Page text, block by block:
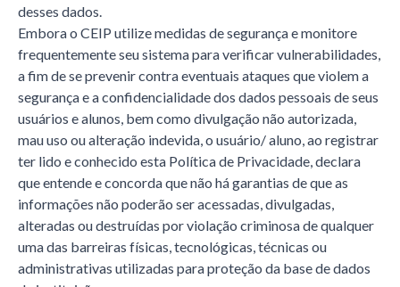
desses dados.
Embora o CEIP utilize medidas de segurança e monitore
frequentemente seu sistema para verificar vulnerabilidades,
a fim de se prevenir contra eventuais ataques que violem a
segurança e a confidencialidade dos dados pessoais de seus
usuários e alunos, bem como divulgação não autorizada,
mau uso ou alteração indevida, o usuário/ aluno, ao registrar
ter lido e conhecido esta Política de Privacidade, declara
que entende e concorda que não há garantias de que as
informações não poderão ser acessadas, divulgadas,
alteradas ou destruídas por violação criminosa de qualquer
uma das barreiras físicas, tecnológicas, técnicas ou
administrativas utilizadas para proteção da base de dados